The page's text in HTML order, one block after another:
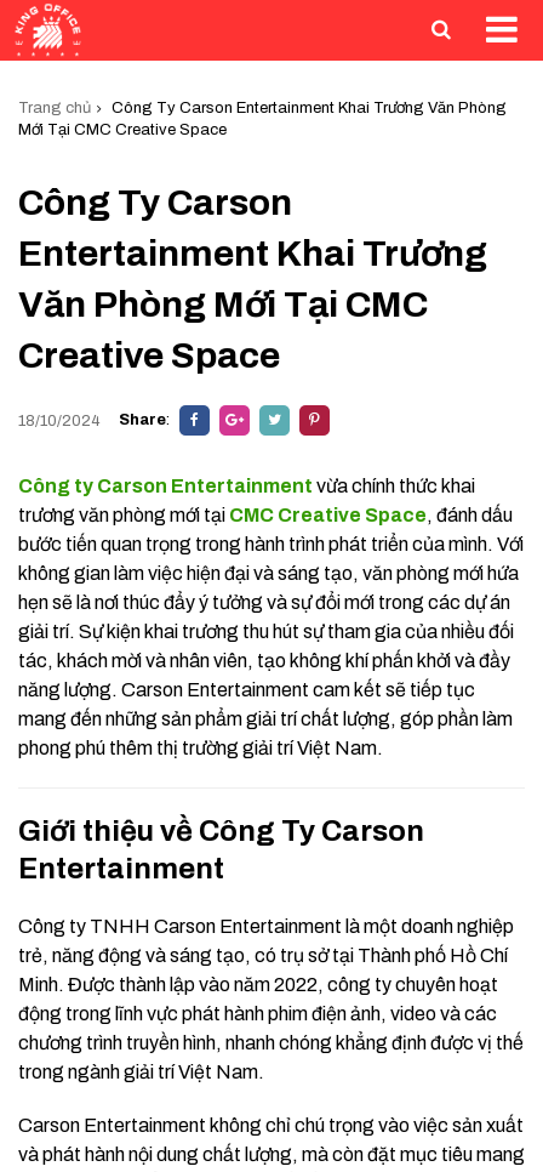
Trang chủ
Công Ty Carson Entertainment Khai Trương Văn Phòng
Mới Tại CMC Creative Space
Công Ty Carson
Entertainment Khai Trương
Văn Phòng Mới Tại CMC
Creative Space
18/10/2024 Share:
Công ty Carson Entertainment vừa chính thức khai
trương văn phòng mới tại CMC Creative Space, đánh dấu
bước tiến quan trọng trong hành trình phát triển của mình. Với
không gian làm việc hiện đại và sáng tạo, văn phòng mới hứa
hẹn sẽ là nơi thúc đẩy ý tưởng và sự đổi mới trong các dự án
giải trí. Sự kiện khai trương thu hút sự tham gia của nhiều đối
tác, khách mời và nhân viên, tạo không khí phấn khởi và đầy
năng lượng. Carson Entertainment cam kết sẽ tiếp tục
mang đến những sản phẩm giải trí chất lượng, góp phần làm
phong phú thêm thị trường giải trí Việt Nam.
Giới thiệu về Công Ty Carson
Entertainment
Công ty TNHH Carson Entertainment là một doanh nghiệp
trẻ, năng động và sáng tạo, có trụ sở tại Thành phố Hồ Chí
Minh. Được thành lập vào năm 2022, công ty chuyên hoạt
động trong lĩnh vực phát hành phim điện ảnh, video và các
chương trình truyền hình, nhanh chóng khẳng định được vị thế
trong ngành giải trí Việt Nam.
Carson Entertainment không chỉ chú trọng vào việc sản xuất
và phát hành nội dung chất lượng, mà còn đặt mục tiêu mang